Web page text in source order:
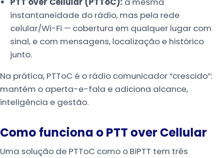
instantaneidade do rádio, mas pela rede
celular/Wi-Fi — cobertura em qualquer lugar com
sinal, e com mensagens, localização e histórico
junto.
Na prática, PTToC é o rádio comunicador “crescido”:
mantém o aperta-e-fala e adiciona alcance,
inteligência e gestão.
Como funciona o PTT over Cellular
Uma solução de PTToC como o BiPTT tem três